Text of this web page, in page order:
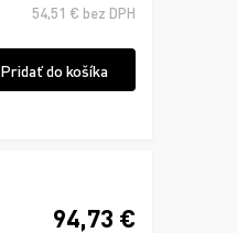
54,51 € bez DPH
Pridať do košíka
94,73 €